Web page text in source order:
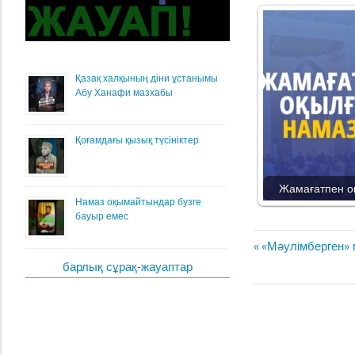
Жамағатпен
Жазба
Previous
Қазақ халқының діни ұстанымы
Абу Ханафи мазхабы
Қоғамдағы қызық түсініктер
Намаз оқымайтындар бузге
бауыр емес
барлық сұрақ-жауаптар